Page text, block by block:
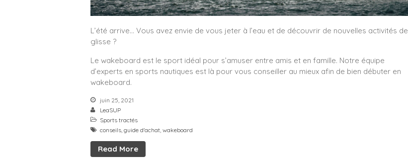
L’été arrive… Vous avez envie de vous jeter à l’eau et de découvrir de nouvelles activités de
glisse ?
Le wakeboard est le sport idéal pour s’amuser entre amis et en famille. Notre équipe
d’experts en sports nautiques est là pour vous conseiller au mieux afin de bien débuter en
wakeboard.
juin 25, 2021
LeaSUP
Sports tractés
conseils guide d'achat wakeboard
Read More